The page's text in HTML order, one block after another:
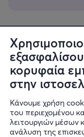
κορυφαία
στην
Κάνουμε χρήση
του περιεχομένου
λειτουργιών μέσων
ανάλυση της
Πληροφορίες
Υποστήριξη
Stay Connected